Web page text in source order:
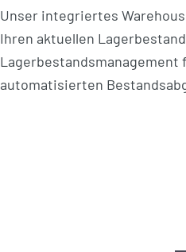
Unser integriertes
Ihren aktuellen
automatisierten